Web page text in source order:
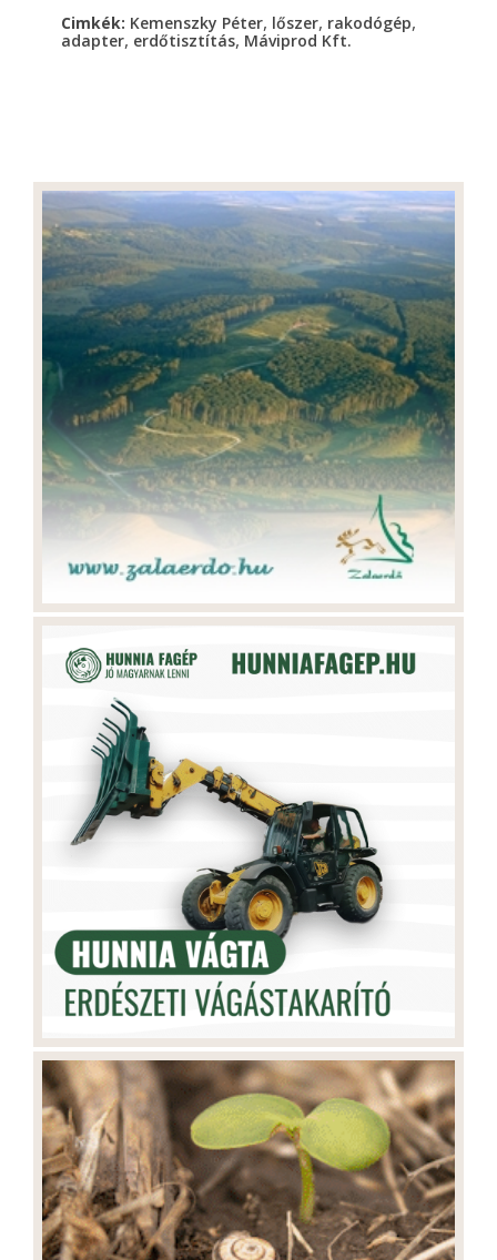
Cimkék: Kemenszky Péter, lőszer, rakodógép,
adapter, erdőtisztítás, Máviprod Kft.